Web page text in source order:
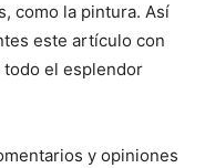
como la pintura. Así
este artículo con
el esplendor
y opiniones